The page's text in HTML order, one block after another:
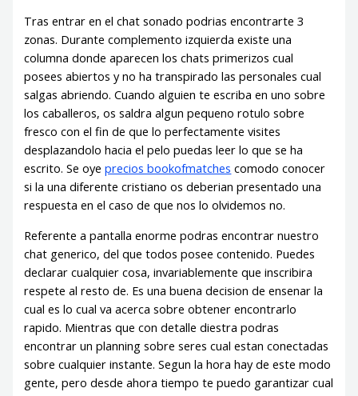
Tras entrar en el chat sonado podrias encontrarte 3
zonas. Durante complemento izquierda existe una
columna donde aparecen los chats primerizos cual
posees abiertos y no ha transpirado las personales cual
salgas abriendo. Cuando alguien te escriba en uno sobre
los caballeros, os saldra algun pequeno rotulo sobre
fresco con el fin de que lo perfectamente visites
desplazandolo hacia el pelo puedas leer lo que se ha
escrito. Se oyeprecios bookofmatches comodo conocer
si la una diferente cristiano os deberian presentado una
respuesta en el caso de que nos lo olvidemos no.
Referente a pantalla enorme podras encontrar nuestro
chat generico, del que todos posee contenido. Puedes
declarar cualquier cosa, invariablemente que inscribira
respete al resto de. Es una buena decision de ensenar la
cual es lo cual va acerca sobre obtener encontrarlo
rapido. Mientras que con detalle diestra podras
encontrar un planning sobre seres cual estan conectadas
sobre cualquier instante. Segun la hora hay de este modo
gente, pero desde ahora tiempo te puedo garantizar cual